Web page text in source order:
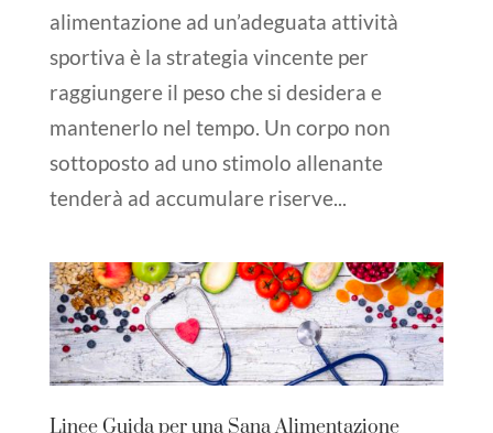
alimentazione ad un’adeguata attività
sportiva è la strategia vincente per
raggiungere il peso che si desidera e
mantenerlo nel tempo. Un corpo non
sottoposto ad uno stimolo allenante
tenderà ad accumulare riserve...
Linee Guida per una Sana Alimentazione